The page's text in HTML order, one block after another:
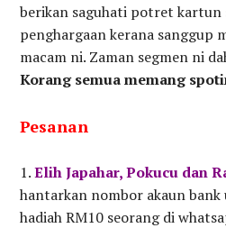
berikan saguhati potret kartun
penghargaan kerana sanggup
macam ni. Zaman segmen ni
Korang semua memang
Pesanan
1.Elih Japahar, Pokucu dan
hantarkan nombor akaun
hadiah RM10 seorang di